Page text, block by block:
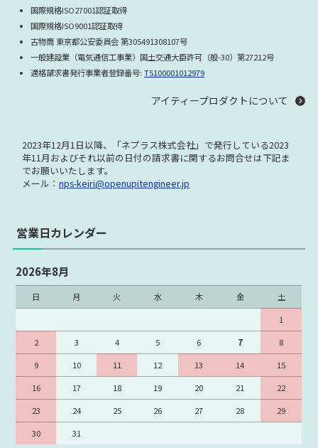
Cisco ASA5510 Series
Cisco ASA5540 Series
Cisco ASA5550 Series
Cisco ASA5580 Series
Cisco ASR License
UCS Series
Cisco Aironet Accessories
Cisco Meraki Series
Cisco IPS Series
Cisco IP Phone
Cisco 音声メモリ
Cisco ライセンス
Cisco スイッチモジュール
Cisco SFP
Cisco ケーブル
Cisco 電源ケーブル
Cisco 増設メモリ
Cisco ACアダプター
Cisco ラックマウントキット
Cisco ブランクパネル
Cisco その他
Cisco 未分類（廃盤型番）
Cisco 在庫処分品
国際規格ISO27001認証取得
国際規格ISO9001認証取得
古物商 東京都公安委員会 第305491308107号
一般建設業（電気通信工事業）国土交通大臣許可（般-30）第27212号
適格請求書発行事業者登録番号:T5100001012979
アイティープロダクトについて
2023年12月1日以降、「ネプラス株式会社」で発行している2023
年11月およびそれ以前の日付の請求書に関するお問合せは下記ま
でお願いいたします。
メール：nps-keiri@openupitengineer.jp
営業日カレンダー
2026年8月
日 月 火 水 木 金
土
1
2
3 4 5 6 7
8
9
10 11 12 13 14
15
16
17 18 19 20 21
22
23
24 25 26 27 28
29
30
31